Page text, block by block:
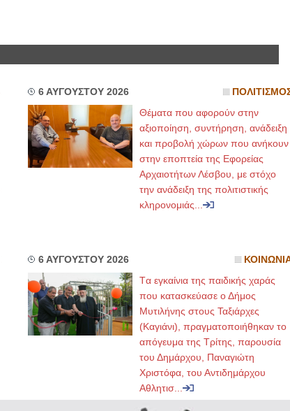
6 ΑΥΓΟΥΣΤΟΥ 2026
Θέματα που αφορούν στην
αξιοποίηση, συντήρηση, ανάδειξη
και προβολή χώρων που ανήκουν
στην εποπτεία της Εφορείας
Αρχαιοτήτων Λέσβου, με στόχο
την ανάδειξη της πολιτιστικής
κληρονομιάς...
6 ΑΥΓΟΥΣΤΟΥ 2026
Tα εγκαίνια της παιδικής χαράς
που κατασκεύασε ο Δήμος
Μυτιλήνης στους Ταξιάρχες
(Καγιάνι), πραγματοποιήθηκαν το
απόγευμα της Τρίτης, παρουσία
του Δημάρχου, Παναγιώτη
Χριστόφα, του Αντιδημάρχου
Αθλητισ...
Έλενα Μπούμπα
Διδ.Παν.Αθηνών
Διπλωματούχος Ευρ.Ακαδημίας
Πάρνηθας 95-97 Αχαρναί
2102467085 & 6938502258
email- elenboumpa@gmail.com